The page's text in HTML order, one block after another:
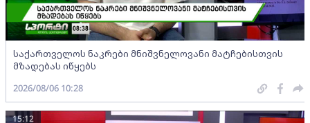
საქართველოს ნაკრები მნიშვნელოვანი მატჩებისთვის
მზადებას იწყებს
2026/08/06 10:28
15:12